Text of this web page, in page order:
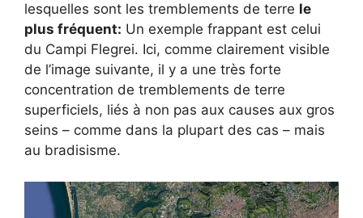
lesquelles sont les tremblements de terre le
plus fréquent: Un exemple frappant est celui
du Campi Flegrei. Ici, comme clairement visible
de l’image suivante, il y a une très forte
concentration de tremblements de terre
superficiels, liés à non pas aux causes aux gros
seins – comme dans la plupart des cas – mais
au bradisisme.